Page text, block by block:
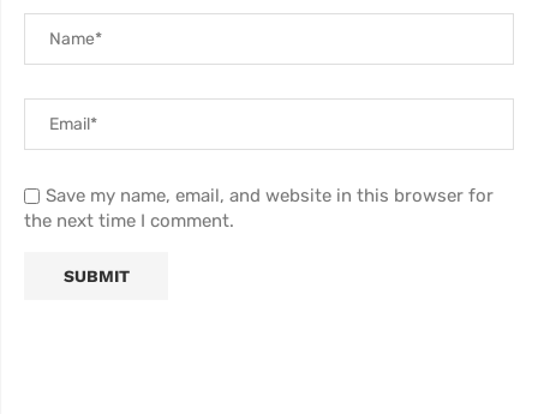
Save my name, email, and website in this browser for
the next time I comment.